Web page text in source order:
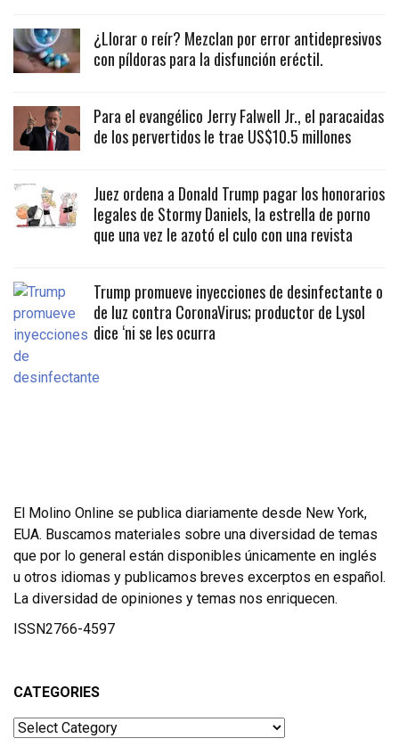
¿Llorar o reír? Mezclan por error antidepresivos
con píldoras para la disfunción eréctil.
Para el evangélico Jerry Falwell Jr., el paracaidas
de los pervertidos le trae US$10.5 millones
Juez ordena a Donald Trump pagar los honorarios
legales de Stormy Daniels, la estrella de porno
que una vez le azotó el culo con una revista
Trump promueve inyecciones de desinfectante o
de luz contra CoronaVirus; productor de Lysol
dice ‘ni se les ocurra
El Molino Online se publica diariamente desde New York,
EUA. Buscamos materiales sobre una diversidad de temas
que por lo general están disponibles únicamente en inglés
u otros idiomas y publicamos breves excerptos en español.
La diversidad de opiniones y temas nos enriquecen.
ISSN2766-4597
CATEGORIES
Categories